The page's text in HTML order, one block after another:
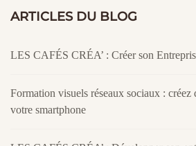
ARTICLES DU BLOG
LES CAFÉS CRÉA’ : Créer son
Formation visuels réseaux sociaux : créez
votre smartphone